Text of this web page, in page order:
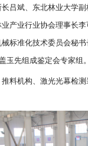
吕斌、东北林业大学
产业行业协会理事长
标准化技术委员会秘
玉先组成鉴定会专家组。
料机构、激光光幕检